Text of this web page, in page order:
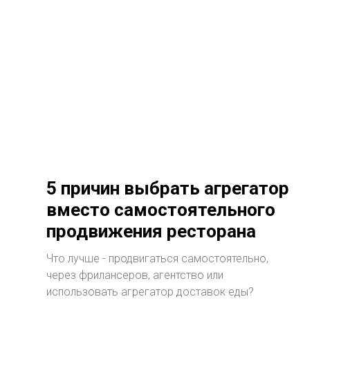
5 причин выбрать агрегатор
вместо самостоятельного
продвижения ресторана
Что лучше - продвигаться самостоятельно,
через фрилансеров, агентство или
использовать агрегатор доставок еды?